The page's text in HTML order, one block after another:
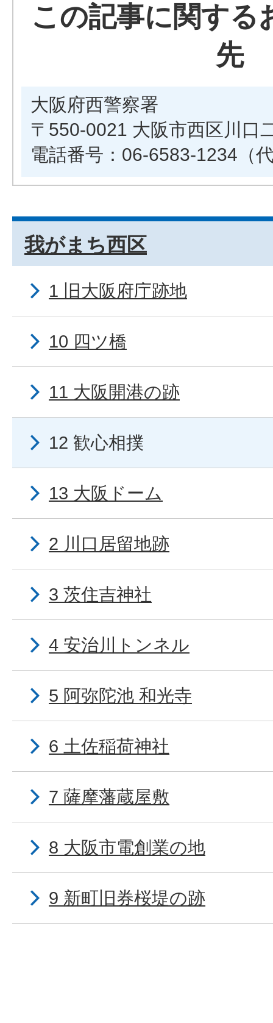
この記事に関する
先
大阪府西警察署
〒550-0021 大阪市西区川口
電話番号：06-6583-1234（
我がまち西区
1 旧大阪府庁跡地
10 四ツ橋
11 大阪開港の跡
12 歓心相撲
13 大阪ドーム
2 川口居留地跡
3 茨住吉神社
4 安治川トンネル
5 阿弥陀池 和光寺
6 土佐稲荷神社
7 薩摩藩蔵屋敷
8 大阪市電創業の地
9 新町旧券桜堤の跡